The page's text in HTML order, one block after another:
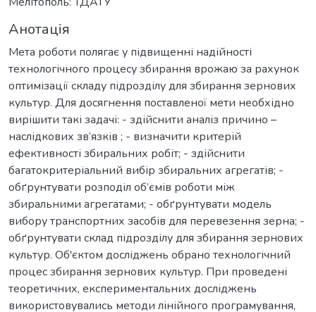
Анотація
Мета роботи полягає у підвищенні надійності
технологічного процесу збирання врожаю за рахунок
оптимізації складу підрозділу для збирання зернових
культур. Для досягнення поставленої мети необхідно
вирішити такі задачі: - здійснити аналіз причино –
наслідкових зв’язків ; - визначити критерій
ефективності збиральних робіт; - здійснити
багатокритеріальний вибір збиральних агрегатів; -
обґрунтувати розподіл об’ємів роботи між
збиральними агрегатами; - обґрунтувати модель
вибору транспортних засобів для перевезення зерна; -
обґрунтувати склад підрозділу для збирання зернових
культур. Об'єктом досліджень обрано технологічний
процес збирання зернових культур. При проведені
теоретичних, експериментальних досліджень
використовувались методи лінійного програмування,